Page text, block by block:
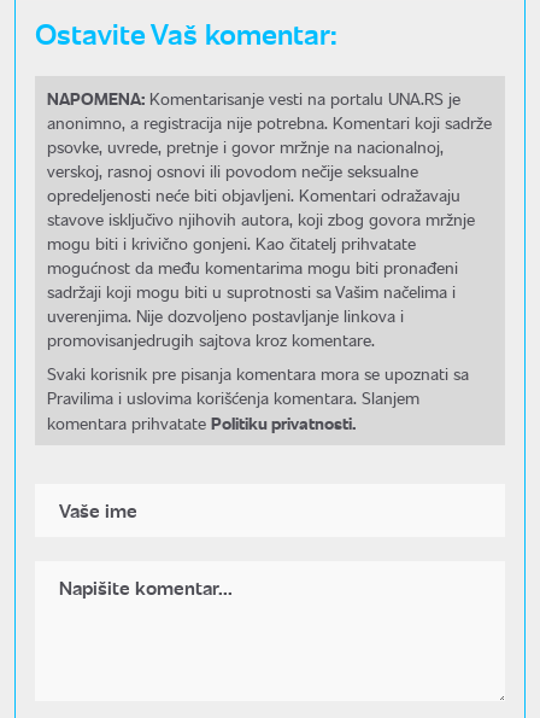
Ostavite Vaš komentar:
NAPOMENA: Komentarisanje vesti na portalu UNA.RS je
anonimno, a registracija nije potrebna. Komentari koji sadrže
psovke, uvrede, pretnje i govor mržnje na nacionalnoj,
verskoj, rasnoj osnovi ili povodom nečije seksualne
opredeljenosti neće biti objavljeni. Komentari odražavaju
stavove isključivo njihovih autora, koji zbog govora mržnje
mogu biti i krivično gonjeni. Kao čitatelj prihvatate
mogućnost da među komentarima mogu biti pronađeni
sadržaji koji mogu biti u suprotnosti sa Vašim načelima i
uverenjima. Nije dozvoljeno postavljanje linkova i
promovisanjedrugih sajtova kroz komentare.
Svaki korisnik pre pisanja komentara mora se upoznati sa
Pravilima i uslovima korišćenja komentara. Slanjem
komentara prihvatate Politiku privatnosti.